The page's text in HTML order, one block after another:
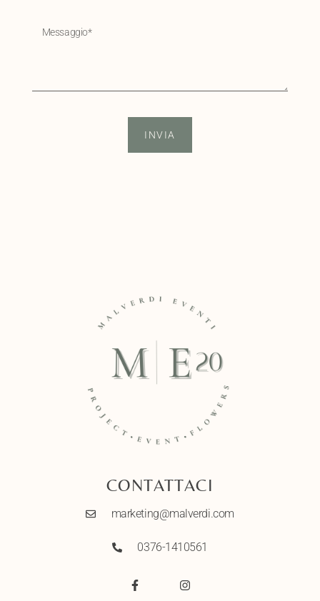
INVIA
CONTATTACI
marketing@malverdi.com
0376-1410561